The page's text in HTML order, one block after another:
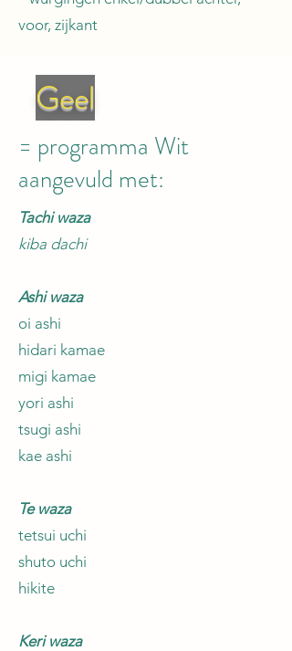
voor, zijkant
Geel
= programma Wit
aangevuld met:
Tachi waza
kiba dachi
Ashi waza
oi ashi
hidari kamae
migi kamae
yori ashi
tsugi ashi
kae ashi
Te waza
tetsui uchi
shuto uchi
hikite
Keri waza